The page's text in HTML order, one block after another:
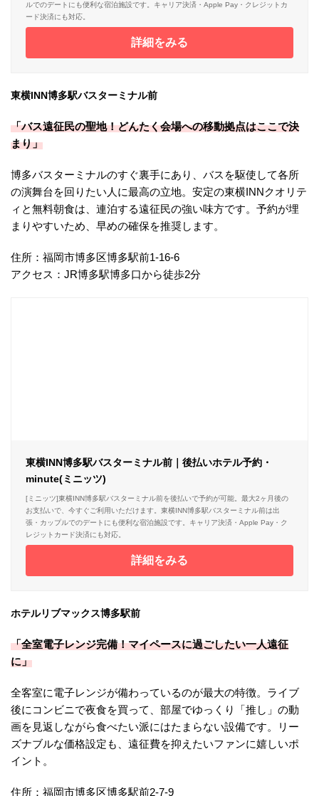
ルでのデートにも便利な宿泊施設です。キャリア決済・Apple Pay・クレジットカ
ード決済にも対応。
詳細をみる
東横INN博多駅バスターミナル前
「バス遠征民の聖地！どんたく会場への移動拠点はここで決
まり」
博多バスターミナルのすぐ裏手にあり、バスを駆使して各所
の演舞台を回りたい人に最高の立地。安定の東横INNクオリテ
ィと無料朝食は、連泊する遠征民の強い味方です。予約が埋
まりやすいため、早めの確保を推奨します。
住所：福岡市博多区博多駅前1-16-6
アクセス：JR博多駅博多口から徒歩2分
東横INN博多駅バスターミナル前｜後払いホテル予約・
minute(ミニッツ)
[ミニッツ]東横INN博多駅バスターミナル前を後払いで予約が可能。最大2ヶ月後の
お支払いで、今すぐご利用いただけます。東横INN博多駅バスターミナル前は出
張・カップルでのデートにも便利な宿泊施設です。キャリア決済・Apple Pay・ク
レジットカード決済にも対応。
詳細をみる
ホテルリブマックス博多駅前
「全室電子レンジ完備！マイペースに過ごしたい一人遠征
に」
全客室に電子レンジが備わっているのが最大の特徴。ライブ
後にコンビニで夜食を買って、部屋でゆっくり「推し」の動
画を見返しながら食べたい派にはたまらない設備です。リー
ズナブルな価格設定も、遠征費を抑えたいファンに嬉しいポ
イント。
住所：福岡市博多区博多駅前2-7-9